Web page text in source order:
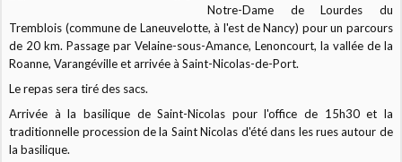
Notre-Dame de Lourdes du
Tremblois (commune de Laneuvelotte, à l'est de Nancy) pour un parcours
de 20 km. Passage par Velaine-sous-Amance, Lenoncourt, la vallée de la
Roanne, Varangéville et arrivée à Saint-Nicolas-de-Port.
Le repas sera tiré des sacs.
Arrivée à la basilique de Saint-Nicolas pour l'office de 15h30 et la
traditionnelle procession de la Saint Nicolas d'été dans les rues autour de
la basilique.